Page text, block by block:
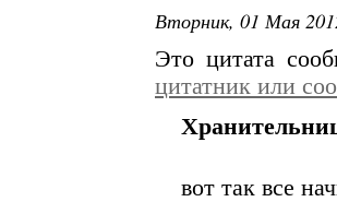
Вторник, 01 Мая
Это цитата
цитатник или
вот так все